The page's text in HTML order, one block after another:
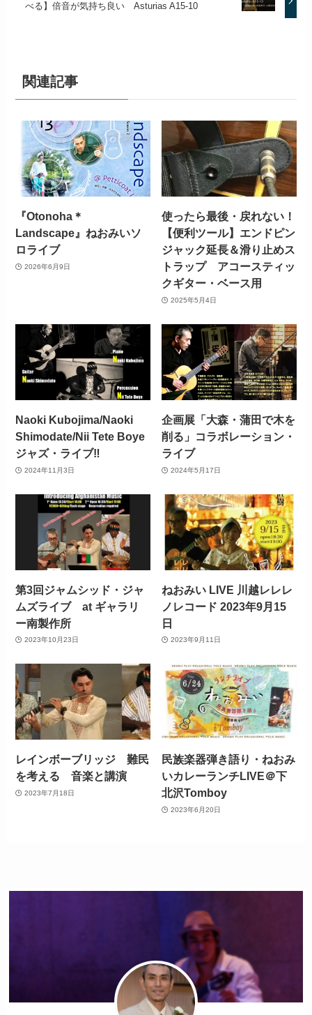
べる】倍音が気持ち良い Asturias A15-10
関連記事
『Otonoha＊
Landscape』ねおみいソ
ロライブ
2026年6月9日
使ったら最後・戻れない！
【便利ツール】エンドピン
ジャック延長＆滑り止めス
トラップ アコースティッ
クギター・ベース用
2025年5月4日
Naoki Kubojima/Naoki
Shimodate/Nii Tete Boye
ジャズ・ライブ‼
2024年11月3日
企画展「大森・蒲田で木を
削る」コラボレーション・
ライブ
2024年5月17日
第3回ジャムシッド・ジャ
ムズライブ at ギャラリ
ー南製作所
2023年10月23日
ねおみい LIVE 川越レレレ
ノレコード 2023年9月15
日
2023年9月11日
レインボーブリッジ 難民
を考える 音楽と講演
2023年7月18日
民族楽器弾き語り・ねおみ
いカレーランチLIVE＠下
北沢Tomboy
2023年6月20日